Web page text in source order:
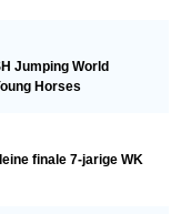
Jumping World
Horses
finale 7-jarige WK